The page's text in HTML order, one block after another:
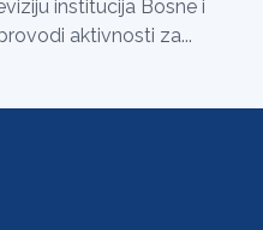
institucija Bosne i
aktivnosti za...